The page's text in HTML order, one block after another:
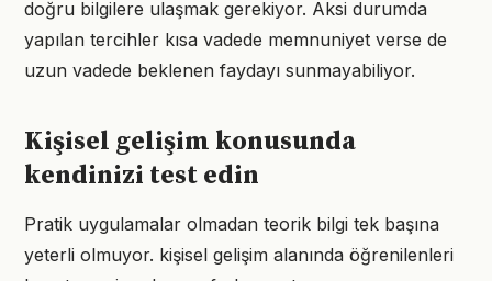
doğru bilgilere ulaşmak gerekiyor. Aksi durumda
yapılan tercihler kısa vadede memnuniyet verse de
uzun vadede beklenen faydayı sunmayabiliyor.
Kişisel gelişim konusunda
kendinizi test edin
Pratik uygulamalar olmadan teorik bilgi tek başına
yeterli olmuyor. kişisel gelişim alanında öğrenilenleri